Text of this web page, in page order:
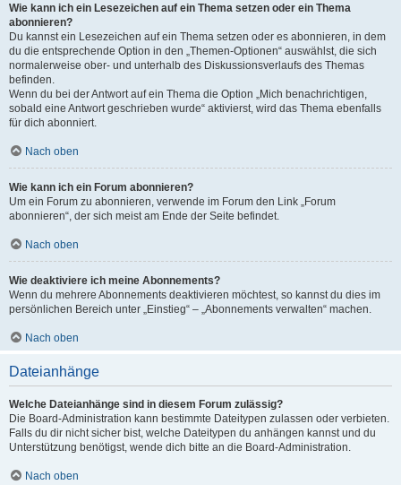
Wie kann ich ein Lesezeichen auf ein Thema setzen oder ein Thema
abonnieren?
Du kannst ein Lesezeichen auf ein Thema setzen oder es abonnieren, in dem
du die entsprechende Option in den „Themen-Optionen“ auswählst, die sich
normalerweise ober- und unterhalb des Diskussionsverlaufs des Themas
befinden.
Wenn du bei der Antwort auf ein Thema die Option „Mich benachrichtigen,
sobald eine Antwort geschrieben wurde“ aktivierst, wird das Thema ebenfalls
für dich abonniert.
Nach oben
Wie kann ich ein Forum abonnieren?
Um ein Forum zu abonnieren, verwende im Forum den Link „Forum
abonnieren“, der sich meist am Ende der Seite befindet.
Nach oben
Wie deaktiviere ich meine Abonnements?
Wenn du mehrere Abonnements deaktivieren möchtest, so kannst du dies im
persönlichen Bereich unter „Einstieg“ – „Abonnements verwalten“ machen.
Nach oben
Dateianhänge
Welche Dateianhänge sind in diesem Forum zulässig?
Die Board-Administration kann bestimmte Dateitypen zulassen oder verbieten.
Falls du dir nicht sicher bist, welche Dateitypen du anhängen kannst und du
Unterstützung benötigst, wende dich bitte an die Board-Administration.
Nach oben